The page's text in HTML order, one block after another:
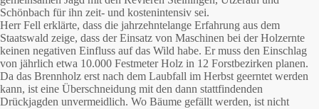
Schönbach für ihn zeit- und kostenintensiv sei.
Herr Fell erklärte, dass die jahrzehntelange Erfahrung aus dem
Staatswald zeige, dass der Einsatz von Maschinen bei der Holzernte
keinen negativen Einfluss auf das Wild habe. Er muss den Einschlag
von jährlich etwa 10.000 Festmeter Holz in 12 Forstbezirken planen.
Da das Brennholz erst nach dem Laubfall im Herbst geerntet werden
kann, ist eine Überschneidung mit den dann stattfindenden
Drückjagden unvermeidlich. Wo Bäume gefällt werden, ist nicht